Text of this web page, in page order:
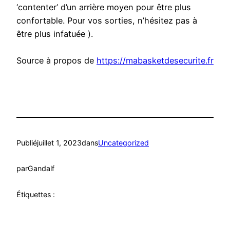
‘contenter’ d’un arrière moyen pour être plus
confortable. Pour vos sorties, n’hésitez pas à
être plus infatuée ).
Source à propos de https://mabasketdesecurite.fr
Publiéjuillet 1, 2023dansUncategorized
parGandalf
Étiquettes :